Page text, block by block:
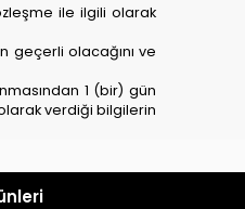
ile ilgili olarak
geçerli olacağını ve
1 (bir) gün
verdiği bilgilerin